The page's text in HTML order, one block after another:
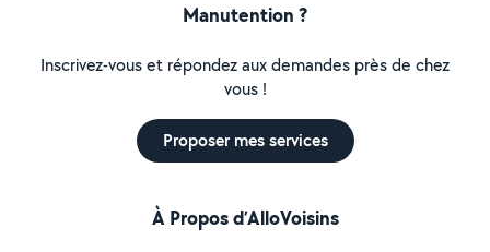
Manutention ?
Inscrivez-vous et répondez aux demandes près de chez
vous !
Proposer mes services
À Propos d’AlloVoisins